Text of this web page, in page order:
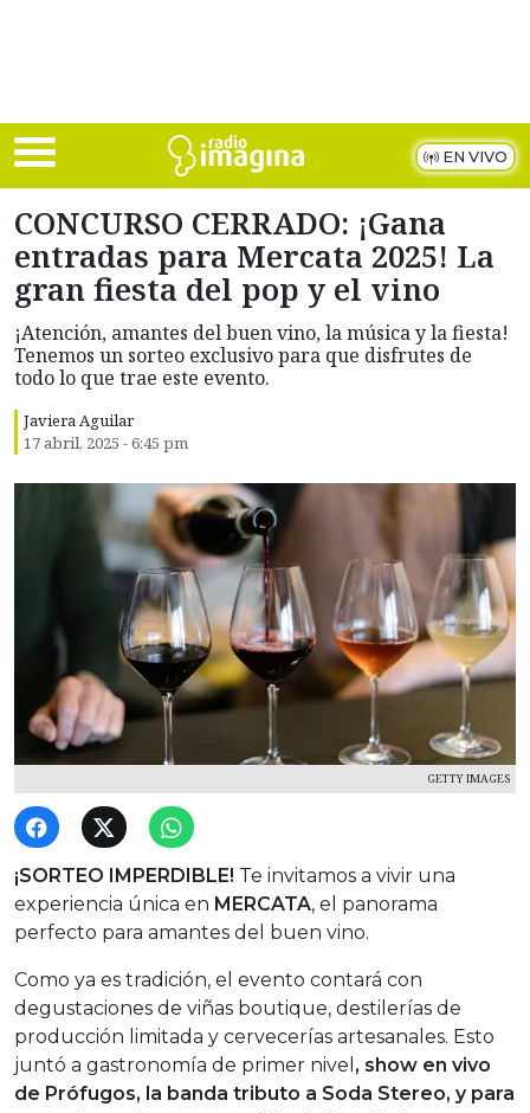
EN VIVO
CONCURSO CERRADO: ¡Gana
entradas para Mercata 2025! La
gran fiesta del pop y el vino
¡Atención, amantes del buen vino, la música y la fiesta!
Tenemos un sorteo exclusivo para que disfrutes de
todo lo que trae este evento.
Javiera Aguilar
17 abril, 2025 - 6:45 pm
GETTY IMAGES
¡SORTEO IMPERDIBLE! Te invitamos a vivir una
experiencia única en MERCATA, el panorama
perfecto para amantes del buen vino.
Como ya es tradición, el evento contará con
degustaciones de viñas boutique, destilerías de
producción limitada y cervecerías artesanales. Esto
juntó a gastronomía de primer nivel , show en vivo
de Prófugos, la banda tributo a Soda Stereo, y para